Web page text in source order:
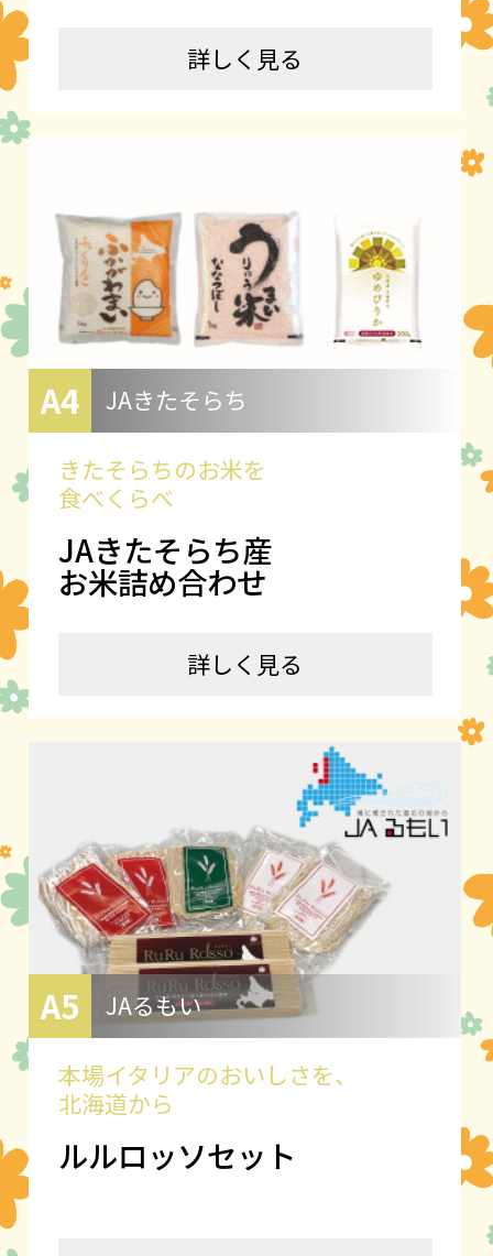
詳しく見る
A4 JAきたそらち
きたそらちのお米を
食べくらべ
JAきたそらち産
お米詰め合わせ
詳しく見る
A5 JAるもい
本場イタリアのおいしさを、
北海道から
ルルロッソセット